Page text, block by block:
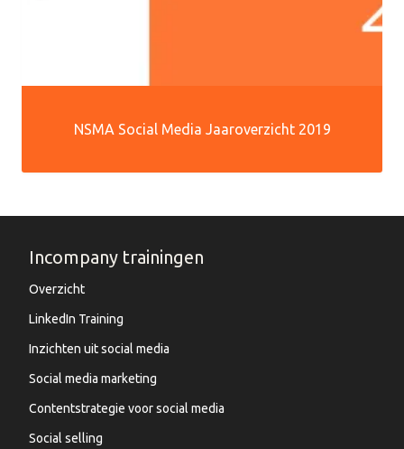
NSMA Social Media Jaaroverzicht 2019
Incompany trainingen
Overzicht
LinkedIn Training
Inzichten uit social media
Social media marketing
Contentstrategie voor social media
Social selling